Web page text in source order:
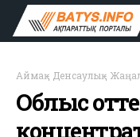
Аймақ- Денсаулық-
Облыс